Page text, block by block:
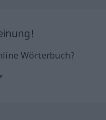
Wörterbuch?